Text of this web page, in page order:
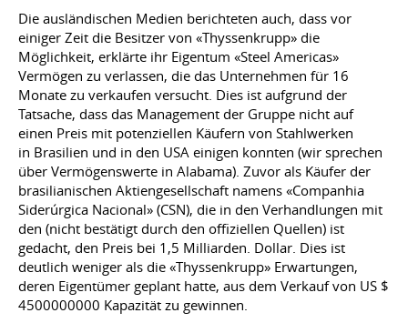
Die ausländischen Medien berichteten auch, dass vor
einiger Zeit die Besitzer von «Thyssenkrupp» die
Möglichkeit, erklärte ihr Eigentum «Steel Americas»
Vermögen zu verlassen, die das Unternehmen für 16
Monate zu verkaufen versucht. Dies ist aufgrund der
Tatsache, dass das Management der Gruppe nicht auf
einen Preis mit potenziellen Käufern von Stahlwerken
in Brasilien und in den USA einigen konnten (wir sprechen
über Vermögenswerte in Alabama). Zuvor als Käufer der
brasilianischen Aktiengesellschaft namens «Companhia
Siderúrgica Nacional» (CSN), die in den Verhandlungen mit
den (nicht bestätigt durch den offiziellen Quellen) ist
gedacht, den Preis bei 1,5 Milliarden. Dollar. Dies ist
deutlich weniger als die «Thyssenkrupp» Erwartungen,
deren Eigentümer geplant hatte, aus dem Verkauf von US $
4500000000 Kapazität zu gewinnen.